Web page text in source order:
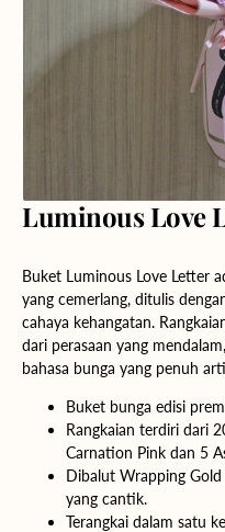
Luminous Love
Buket Luminous Love Letter
yang cemerlang, ditulis
cahaya kehangatan.
dari perasaan yang
bahasa bunga yang penuh
Buket bunga edisi
Rangkaian terdiri dari
Carnation Pink dan 5
Dibalut Wrapping
yang cantik.
Terangkai dalam satu